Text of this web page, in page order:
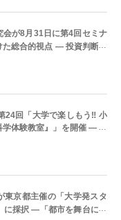
会が8月31日に第4回セミナ
た総合的視点 ― 投資判断に
を開催
24回「大学で楽しもう‼ 小
体験教室』」を開催 ― 主
！”を体験しよう！
東京都主催の「大学発スタ
に採択 ―「都市を舞台にイ